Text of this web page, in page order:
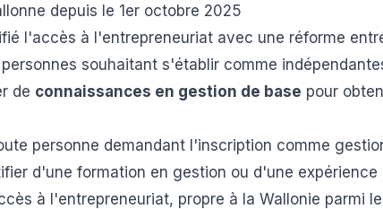
depuis le 1er octobre 2025
l'accès à l'entrepreneuriat avec une réforme
personnes souhaitant s'établir comme
de connaissances en gestion de base pour
personne demandant l'inscription comme
d'une formation en gestion ou d'une expérience
à l'entrepreneuriat, propre à la Wallonie parmi